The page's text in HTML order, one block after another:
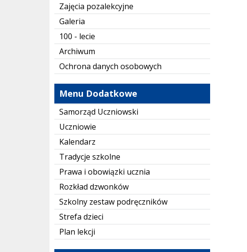
Zajęcia pozalekcyjne
Galeria
100 - lecie
Archiwum
Ochrona danych osobowych
Menu Dodatkowe
Samorząd Uczniowski
Uczniowie
Kalendarz
Tradycje szkolne
Prawa i obowiązki ucznia
Rozkład dzwonków
Szkolny zestaw podręczników
Strefa dzieci
Plan lekcji